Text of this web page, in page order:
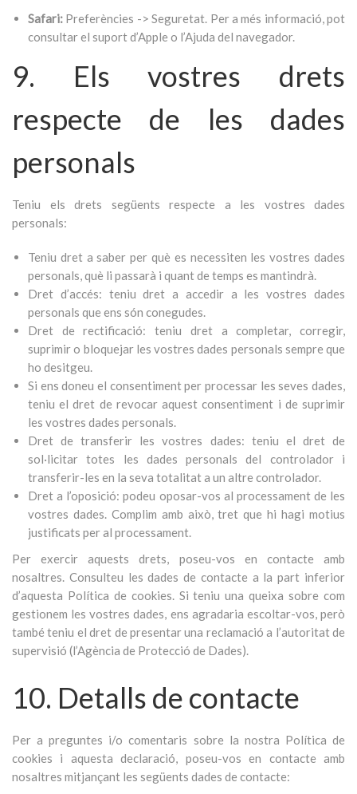
Safari: Preferències -> Seguretat. Per a més informació, pot
consultar el suport d’Apple o l’Ajuda del navegador.
9. Els vostres drets
respecte de les dades
personals
Teniu els drets següents respecte a les vostres dades
personals:
Teniu dret a saber per què es necessiten les vostres dades
personals, què li passarà i quant de temps es mantindrà.
Dret d’accés: teniu dret a accedir a les vostres dades
personals que ens són conegudes.
Dret de rectificació: teniu dret a completar, corregir,
suprimir o bloquejar les vostres dades personals sempre que
ho desitgeu.
Si ens doneu el consentiment per processar les seves dades,
teniu el dret de revocar aquest consentiment i de suprimir
les vostres dades personals.
Dret de transferir les vostres dades: teniu el dret de
sol·licitar totes les dades personals del controlador i
transferir-les en la seva totalitat a un altre controlador.
Dret a l’oposició: podeu oposar-vos al processament de les
vostres dades. Complim amb això, tret que hi hagi motius
justificats per al processament.
Per exercir aquests drets, poseu-vos en contacte amb
nosaltres. Consulteu les dades de contacte a la part inferior
d’aquesta Política de cookies. Si teniu una queixa sobre com
gestionem les vostres dades, ens agradaria escoltar-vos, però
també teniu el dret de presentar una reclamació a l’autoritat de
supervisió (l’Agència de Protecció de Dades).
10. Detalls de contacte
Per a preguntes i/o comentaris sobre la nostra Política de
cookies i aquesta declaració, poseu-vos en contacte amb
nosaltres mitjançant les següents dades de contacte: